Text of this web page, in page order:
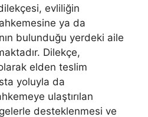
evliliğin
ya da
bulunduğu yerdeki aile
Dilekçe,
elden teslim
yoluyla da
ulaştırılan
desteklenmesi ve